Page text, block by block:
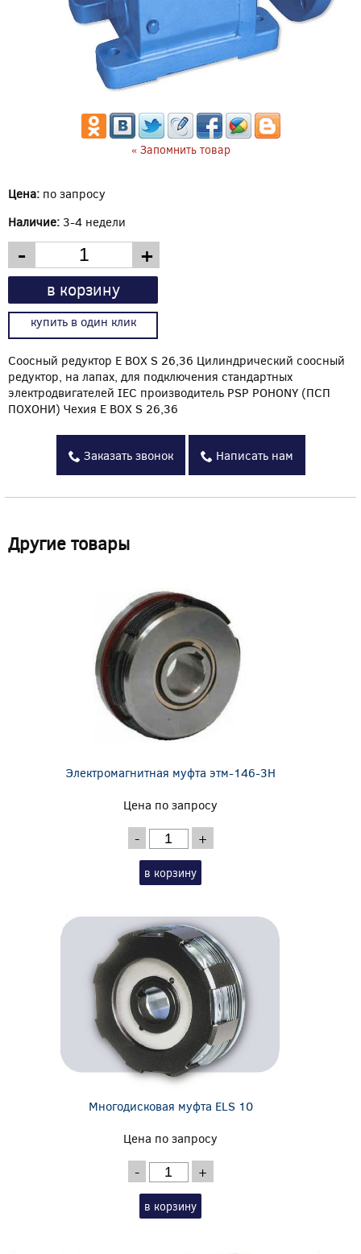
« Запомнить товар
Цена: по запросу
Наличие: 3-4 недели
- +
в корзину
купить в один клик
Соосный редуктор E BOX S 26,36 Цилиндрический соосный
редуктор, на лапах, для подключения стандартных
электродвигателей IEC производитель PSP POHONY (ПСП
ПОХОНИ) Чехия E BOX S 26,36
Заказать звонок Написать нам
Другие товары
Электромагнитная муфта этм-146-3Н
Цена по запросу
- +
в корзину
Многодисковая муфта ELS 10
Цена по запросу
- +
в корзину